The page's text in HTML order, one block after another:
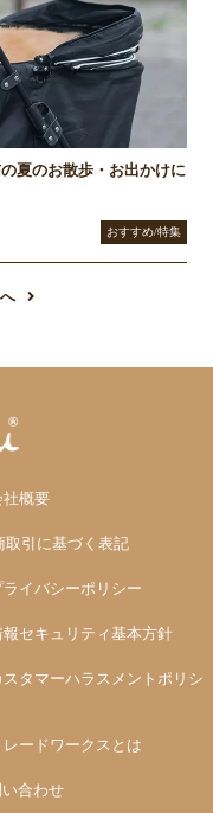
夏のお散歩・お出かけに
おすすめ/特集
社概要
取引に基づく表記
ライバシーポリシー
報セキュリティ基本方針
スタマーハラスメントポリシ
レードワークスとは
い合わせ